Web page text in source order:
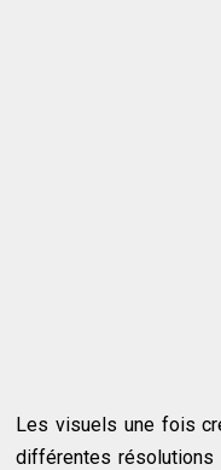
Les visuels une fois
différentes résolutions